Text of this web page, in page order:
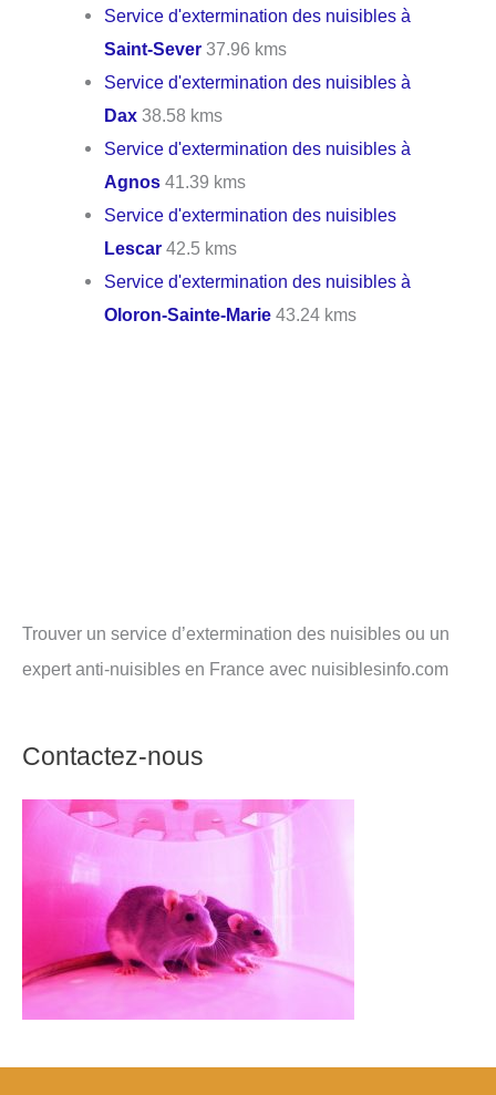
Service d'extermination des nuisibles à
Saint-Sever 37.96 kms
Service d'extermination des nuisibles à
Dax 38.58 kms
Service d'extermination des nuisibles à
Agnos 41.39 kms
Service d'extermination des nuisibles
Lescar 42.5 kms
Service d'extermination des nuisibles à
Oloron-Sainte-Marie 43.24 kms
Trouver un service d’extermination des nuisibles ou un
expert anti-nuisibles en France avec nuisiblesinfo.com
Contactez-nous